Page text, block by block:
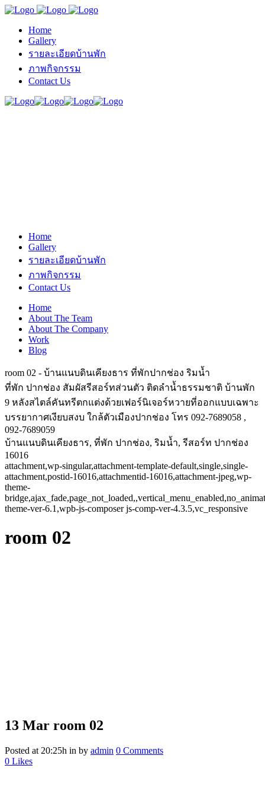
Home
Gallery
รายละเอียดบ้านพัก
ภาพกิจกรรม
Contact Us
Home
Gallery
รายละเอียดบ้านพัก
ภาพกิจกรรม
Contact Us
Home
About The Team
About The Company
Work
Blog
room 02 - บ้านแนบดินเคียงธาร ที่พักปากช่อง ริมน้ำ
ที่พัก ปากช่อง สัมผัสรีสอร์ทส่วนตัว ติดลำน้ำธรรมชาติ บ้านพัก
9 หลังสไตล์คันทรีตกแต่งด้วยเฟอร์นิเจอร์หวายที่ออกแบบเฉพาะ
บรรยากาศเงียบสงบ ใกล้ตัวเมืองปากช่อง โทร 092-7689058 ,
092-7689059
บ้านแนบดินเคียงธาร, ที่พัก ปากช่อง, ริมน้ำ, รีสอร์ท ปากช่อง
16016
attachment,wp-singular,attachment-template-default,single,single-
attachment,postid-16016,attachmentid-16016,attachment-jpeg,wp-
theme-
theme-ver-6.1,wpb-js-composer js-comp-ver-4.3.5,vc_responsive
room 02
13 Mar room 02
Posted at 20:25h in by admin 0 Comments
0 Likes